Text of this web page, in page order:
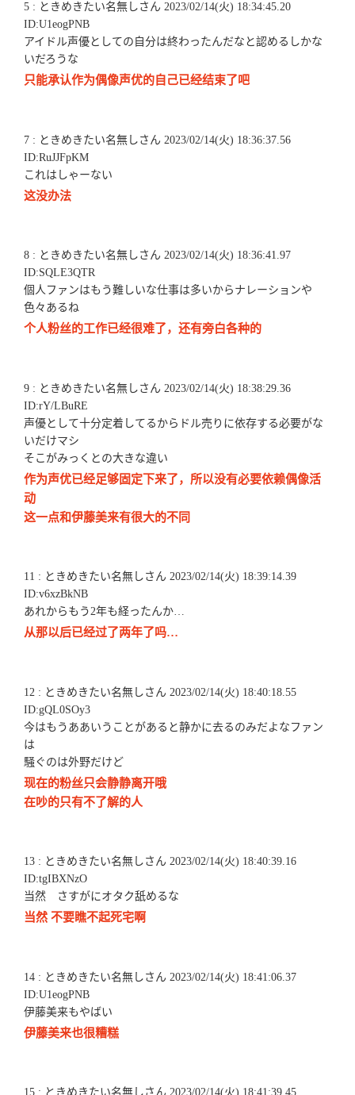
5 : ときめきたい名無しさん 2023/02/14(火) 18:34:45.20
ID:U1eogPNB
アイドル声優としての自分は終わったんだなと認めるしかな
いだろうな
只能承认作为偶像声优的自己已经结束了吧
7 : ときめきたい名無しさん 2023/02/14(火) 18:36:37.56
ID:RuJJFpKM
これはしゃーない
这没办法
8 : ときめきたい名無しさん 2023/02/14(火) 18:36:41.97
ID:SQLE3QTR
個人ファンはもう難しいな仕事は多いからナレーションや
色々あるね
个人粉丝的工作已经很难了，还有旁白各种的
9 : ときめきたい名無しさん 2023/02/14(火) 18:38:29.36
ID:rY/LBuRE
声優として十分定着してるからドル売りに依存する必要がな
いだけマシ
そこがみっくとの大きな違い
作为声优已经足够固定下来了，所以没有必要依赖偶像活
动
这一点和伊藤美来有很大的不同
11 : ときめきたい名無しさん 2023/02/14(火) 18:39:14.39
ID:v6xzBkNB
あれからもう2年も経ったんか…
从那以后已经过了两年了吗…
12 : ときめきたい名無しさん 2023/02/14(火) 18:40:18.55
ID:gQL0SOy3
今はもうああいうことがあると静かに去るのみだよなファン
は
騒ぐのは外野だけど
现在的粉丝只会静静离开哦
在吵的只有不了解的人
13 : ときめきたい名無しさん 2023/02/14(火) 18:40:39.16
ID:tgIBXNzO
当然 さすがにオタク舐めるな
当然 不要瞧不起死宅啊
14 : ときめきたい名無しさん 2023/02/14(火) 18:41:06.37
ID:U1eogPNB
伊藤美来もやばい
伊藤美来也很糟糕
15 : ときめきたい名無しさん 2023/02/14(火) 18:41:39.45